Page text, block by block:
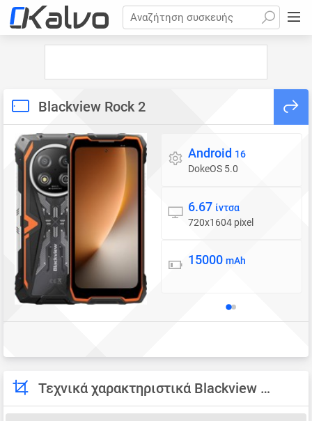
Αναζήτηση συσκευής
Blackview Rock 2
Λειτουργικό σύστημα
Android 16
DokeOS 5.0
Οθόνη
6.67 ίντσα
720x1604 pixel
Μπαταρία
15000 mAh
Τεχνικά χαρακτηριστικά Blackview Rock 2